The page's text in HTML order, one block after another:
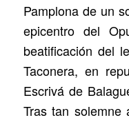
Pamplona de un
epicentro del
beatificación del
Taconera, en
Escrivá de
Tras tan